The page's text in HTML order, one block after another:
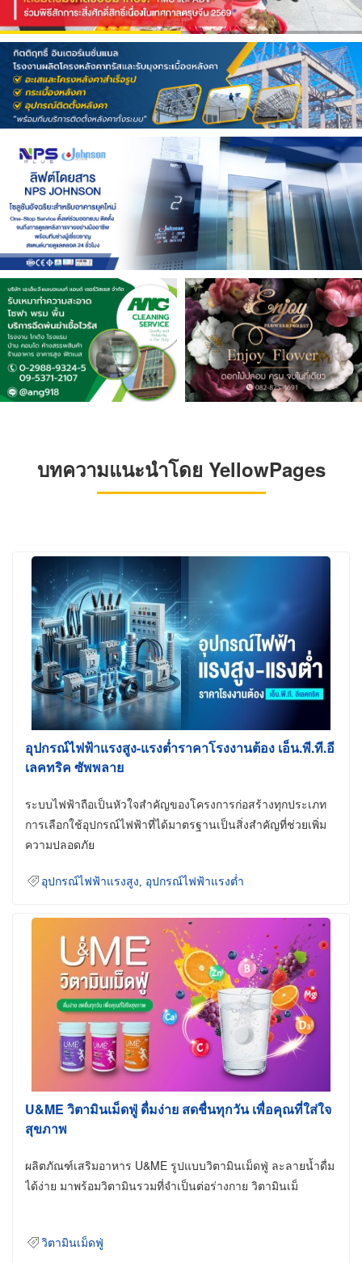
บทความแนะนำโดย YellowPages
อุปกรณ์ไฟฟ้าแรงสูง-แรงต่ำราคาโรงงานต้อง เอ็น.พี.ที.อี
เลคทริค ซัพพลาย
ระบบไฟฟ้าถือเป็นหัวใจสำคัญของโครงการก่อสร้างทุกประเภท
การเลือกใช้อุปกรณ์ไฟฟ้าที่ได้มาตรฐานเป็นสิ่งสำคัญที่ช่วยเพิ่ม
ความปลอดภัย
อุปกรณ์ไฟฟ้าแรงสูง อุปกรณ์ไฟฟ้าแรงต่ำ
U&ME วิตามินเม็ดฟู่ ดื่มง่าย สดชื่นทุกวัน เพื่อคุณที่ใส่ใจ
สุขภาพ
ผลิตภัณฑ์เสริมอาหาร U&ME รูปแบบวิตามินเม็ดฟู่ ละลายน้ำดื่ม
ได้ง่าย มาพร้อมวิตามินรวมที่จำเป็นต่อร่างกาย วิตามินเม็
วิตามินเม็ดฟู่